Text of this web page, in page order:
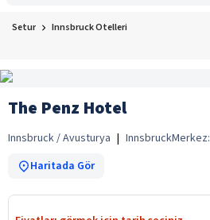
Setur Innsbruck Otelleri
The Penz Hotel
Innsbruck / Avusturya | InnsbruckMerkez:
Haritada Gör